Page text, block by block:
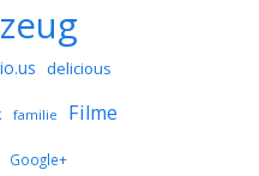
delicious
familie Filme
Google+